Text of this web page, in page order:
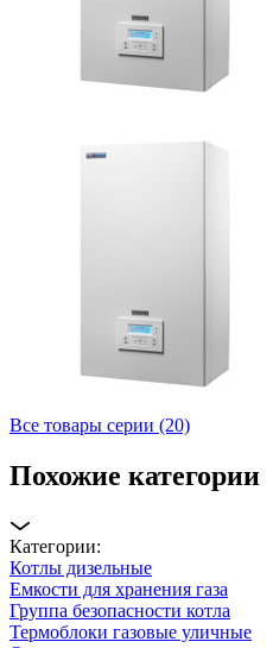
Все товары серии (20)
Похожие категории
Категории:
Котлы дизельные
Емкости для хранения газа
Группа безопасности котла
Термоблоки газовые уличные